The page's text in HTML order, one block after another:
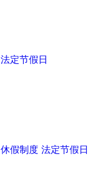
法定节假日
休假制度 法定节假日